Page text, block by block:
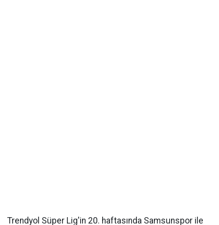
Trendyol Süper Lig'in 20. haftasında Samsunspor ile